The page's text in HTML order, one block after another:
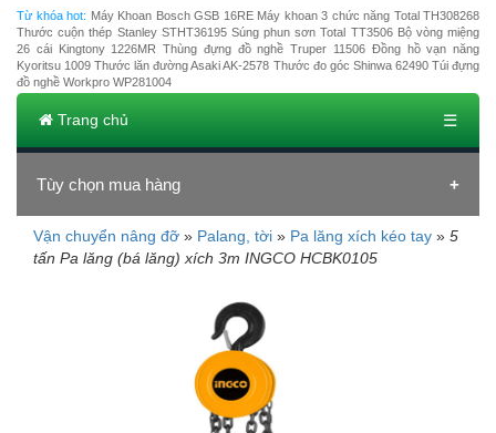
Từ khóa hot: Máy Khoan Bosch GSB 16RE Máy khoan 3 chức năng Total TH308268
Thước cuộn thép Stanley STHT36195 Súng phun sơn Total TT3506 Bộ vòng miệng
26 cái Kingtony 1226MR Thùng đựng đồ nghề Truper 11506 Đồng hồ vạn năng
Kyoritsu 1009 Thước lăn đường Asaki AK-2578 Thước đo góc Shinwa 62490 Túi đựng
đồ nghề Workpro WP281004
Trang chủ ☰
Tùy chọn mua hàng
Đang tải dữ liệu
Vận chuyển nâng đỡ » Palang, tời » Pa lăng xích kéo tay » 5
tấn Pa lăng (bá lăng) xích 3m INGCO HCBK0105